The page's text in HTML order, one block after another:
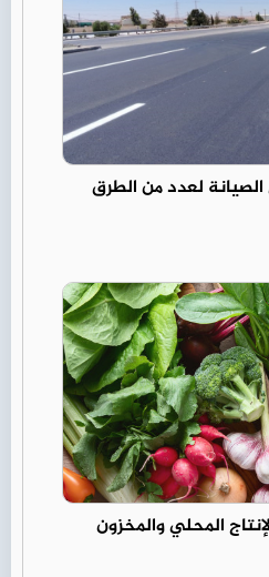
لعدد من الطرق
المحلي والمخزون